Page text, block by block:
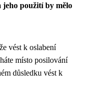
jeho použití by mělo
vést k oslabení
místo posilování
důsledku vést k